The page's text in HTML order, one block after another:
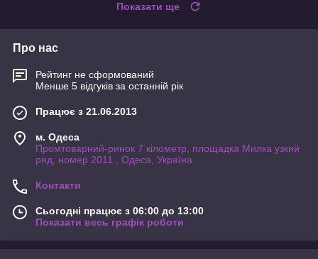
Показати ще
Про нас
Рейтинг не сформований
Менше 5 відгуків за останній рік
Працює з 21.06.2013
м. Одеса
Промтоварний-ринок 7 кілометр, площадка Милка узкий
ряд, номер 2011., Одеса, Україна
Контакти
Сьогодні працює з 06:00 до 13:00
Показати весь графік роботи